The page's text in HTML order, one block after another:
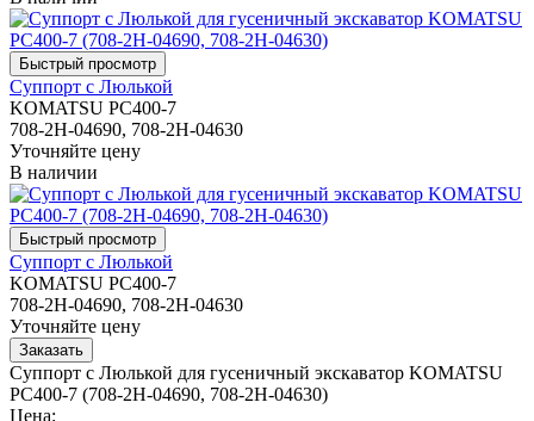
Суппорт с Люлькой
KOMATSU PC400-7
708-2H-04690, 708-2H-04630
Уточняйте цену
В наличии
Суппорт с Люлькой
KOMATSU PC400-7
708-2H-04690, 708-2H-04630
Уточняйте цену
Суппорт с Люлькой для гусеничный экскаватор KOMATSU
PC400-7 (708-2H-04690, 708-2H-04630)
Цена: